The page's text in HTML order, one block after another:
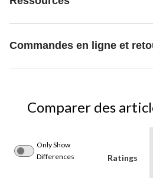
Commandes en ligne et
Comparer des
Only Show
Differences
Ratings